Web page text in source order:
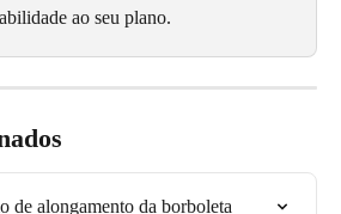
ao seu plano.
de alongamento da borboleta